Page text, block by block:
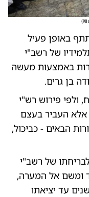
)
באופן פעיל
של רשב"י
באמצעות מעשה
בן גרים.
ולפי פירוש רש"י
אלא העביר בעצם
הבאים - כביכול,
של רשב"י
ומשם אל המערה,
שם ישב והתעלה עם בנו במשך 12 שנים עד יציאתו